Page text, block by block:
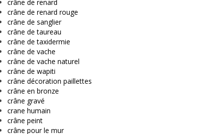
crâne de renard
crâne de renard rouge
crâne de sanglier
crâne de taureau
crâne de taxidermie
crâne de vache
crâne de vache naturel
crâne de wapiti
crâne décoration paillettes
crâne en bronze
crâne gravé
crane humain
crâne peint
crâne pour le mur